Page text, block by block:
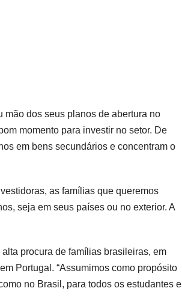
mão dos seus planos de abertura no
momento para investir no setor. De
em bens secundários e concentram o
as famílias que queremos
seja em seus países ou no exterior. A
procura de famílias brasileiras, em
Portugal. “Assumimos como propósito
no Brasil, para todos os estudantes e